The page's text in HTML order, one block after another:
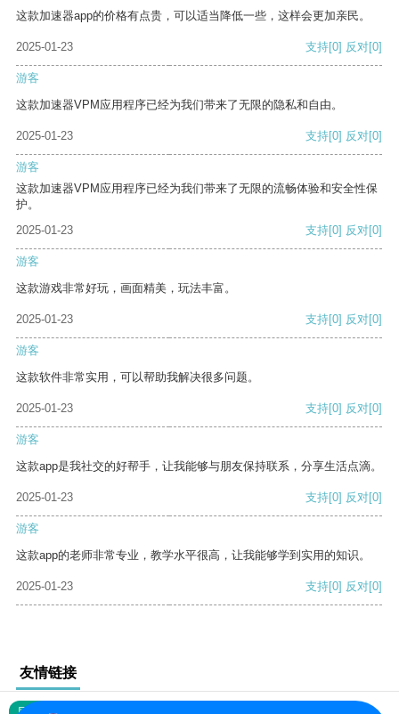
这款加速器app的价格有点贵，可以适当降低一些，这样会更加亲民。
2025-01-23 支持[0] 反对[0]
游客
这款加速器VPM应用程序已经为我们带来了无限的隐私和自由。
2025-01-23 支持[0] 反对[0]
游客
这款加速器VPM应用程序已经为我们带来了无限的流畅体验和安全性保
护。
2025-01-23
支持[0] 反对[0]
游客
这款游戏非常好玩，画面精美，玩法丰富。
2025-01-23 支持[0] 反对[0]
游客
这款软件非常实用，可以帮助我解决很多问题。
2025-01-23 支持[0] 反对[0]
游客
这款app是我社交的好帮手，让我能够与朋友保持联系，分享生活点滴。
2025-01-23 支持[0] 反对[0]
游客
这款app的老师非常专业，教学水平很高，让我能够学到实用的知识。
2025-01-23 支持[0] 反对[0]
友情链接